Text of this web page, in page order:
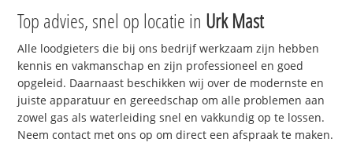
Top advies, snel op locatie in Urk Mast
Alle loodgieters die bij ons bedrijf werkzaam zijn hebben
kennis en vakmanschap en zijn professioneel en goed
opgeleid. Daarnaast beschikken wij over de modernste en
juiste apparatuur en gereedschap om alle problemen aan
zowel gas als waterleiding snel en vakkundig op te lossen.
Neem contact met ons op om direct een afspraak te maken.